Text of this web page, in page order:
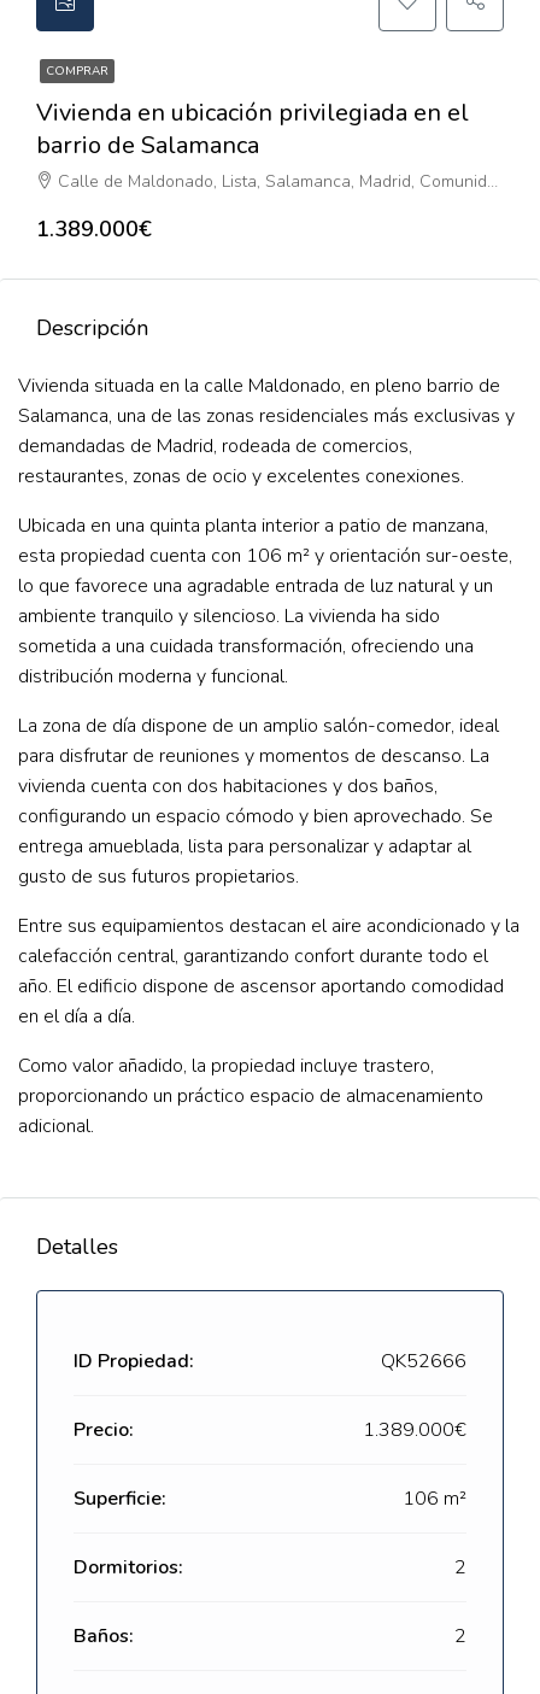
COMPRAR
Vivienda en ubicación privilegiada en el
barrio de Salamanca
Calle de Maldonado, Lista, Salamanca, Madrid, Comunidad de Madrid, 28006, España
1.389.000€
Descripción
Vivienda situada en la calle Maldonado, en pleno barrio de
Salamanca, una de las zonas residenciales más exclusivas y
demandadas de Madrid, rodeada de comercios,
restaurantes, zonas de ocio y excelentes conexiones.
Ubicada en una quinta planta interior a patio de manzana,
esta propiedad cuenta con 106 m² y orientación sur-oeste,
lo que favorece una agradable entrada de luz natural y un
ambiente tranquilo y silencioso. La vivienda ha sido
sometida a una cuidada transformación, ofreciendo una
distribución moderna y funcional.
La zona de día dispone de un amplio salón-comedor, ideal
para disfrutar de reuniones y momentos de descanso. La
vivienda cuenta con dos habitaciones y dos baños,
configurando un espacio cómodo y bien aprovechado. Se
entrega amueblada, lista para personalizar y adaptar al
gusto de sus futuros propietarios.
Entre sus equipamientos destacan el aire acondicionado y la
calefacción central, garantizando confort durante todo el
año. El edificio dispone de ascensor aportando comodidad
en el día a día.
Como valor añadido, la propiedad incluye trastero,
proporcionando un práctico espacio de almacenamiento
adicional.
Detalles
ID Propiedad: QK52666
Precio: 1.389.000€
Superficie: 106 m²
Dormitorios: 2
Baños: 2